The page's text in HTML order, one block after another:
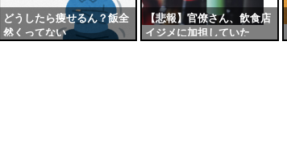
どうしたら痩せるん？飯全
然くってない
【悲報】官僚さん、飲食店
イジメに加担していた